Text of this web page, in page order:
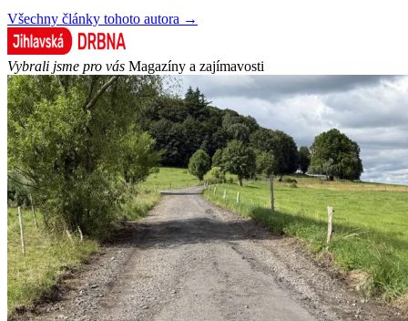
Všechny články tohoto autora →
Vybrali jsme pro vás Magazíny a zajímavosti